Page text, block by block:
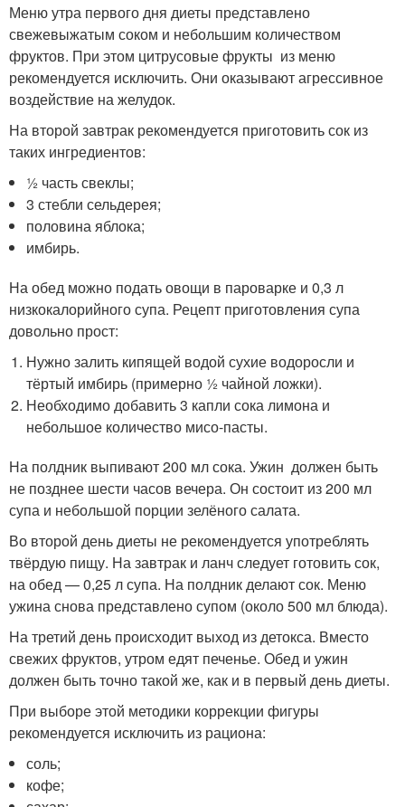
Меню утра первого дня диеты представлено
свежевыжатым соком и небольшим количеством
фруктов. При этом цитрусовые фрукты из меню
рекомендуется исключить. Они оказывают агрессивное
воздействие на желудок.
На второй завтрак рекомендуется приготовить сок из
таких ингредиентов:
½ часть свеклы;
3 стебли сельдерея;
половина яблока;
имбирь.
На обед можно подать овощи в пароварке и 0,3 л
низкокалорийного супа. Рецепт приготовления супа
довольно прост:
Нужно залить кипящей водой сухие водоросли и
тёртый имбирь (примерно ½ чайной ложки).
Необходимо добавить 3 капли сока лимона и
небольшое количество мисо-пасты.
На полдник выпивают 200 мл сока. Ужин должен быть
не позднее шести часов вечера. Он состоит из 200 мл
супа и небольшой порции зелёного салата.
Во второй день диеты не рекомендуется употреблять
твёрдую пищу. На завтрак и ланч следует готовить сок,
на обед — 0,25 л супа. На полдник делают сок. Меню
ужина снова представлено супом (около 500 мл блюда).
На третий день происходит выход из детокса. Вместо
свежих фруктов, утром едят печенье. Обед и ужин
должен быть точно такой же, как и в первый день диеты.
При выборе этой методики коррекции фигуры
рекомендуется исключить из рациона:
соль;
кофе;